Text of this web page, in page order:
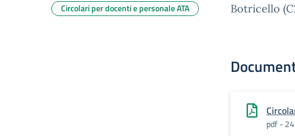
Botricello
pdf -
Circolari per docenti e personale ATA